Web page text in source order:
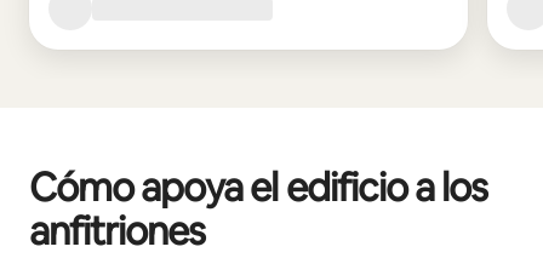
Cómo apoya el edificio a los
anfitriones